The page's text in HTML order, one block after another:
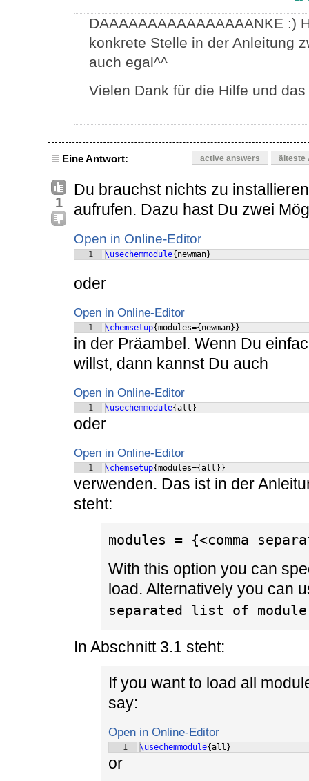
DAAAAAAAAAAAAAAAANKE :)
konkrete Stelle in der Anleitung
auch egal^^
Vielen Dank für die Hilfe und
Eine Antwort: active answers älteste
1
Du brauchst nichts zu
aufrufen. Dazu hast Du zwei
Open in Online-Editor
1 \usechemmodule{ newman}
oder
Open in Online-Editor
1 \chemsetup{modules={ newman}}
in der Präambel. Wenn Du
willst, dann kannst Du auch
Open in Online-Editor
1 \usechemmodule{all }
oder
Open in Online-Editor
1 \chemsetup{modules={all }}
verwenden. Das ist in der
steht:
modules = {<comma
With this option you can
load. Alternatively you can
separated list of module
In Abschnitt 3.1 steht:
If you want to load all
say:
Open in Online-Editor
1 \usechemmodule{all }
or